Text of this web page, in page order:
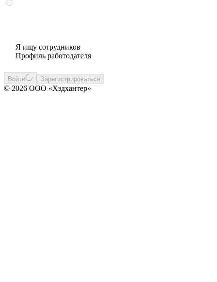
Я ищу сотрудников
Профиль работодателя
Войти Зарегистрироваться
© 2026 ООО «Хэдхантер»